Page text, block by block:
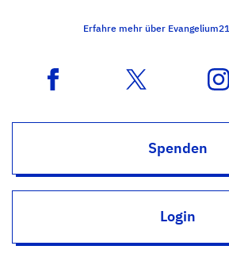
Erfahre mehr über Evangelium21
Spenden
Login